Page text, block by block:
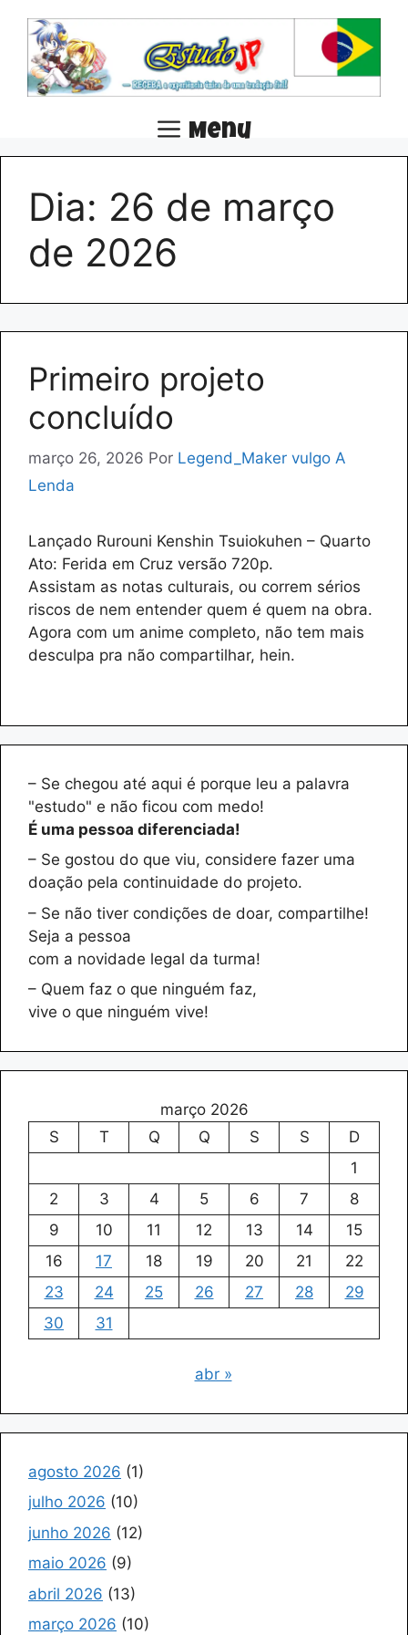
para
conteúdo
Menu
Dia: 26 de março
de 2026
Primeiro projeto
concluído
março 26, 2026 Por Legend_Maker vulgo A
Lenda
Lançado Rurouni Kenshin Tsuiokuhen – Quarto
Ato: Ferida em Cruz versão 720p.
Assistam as notas culturais, ou correm sérios
riscos de nem entender quem é quem na obra.
Agora com um anime completo, não tem mais
desculpa pra não compartilhar, hein.
– Se chegou até aqui é porque leu a palavra
"estudo" e não ficou com medo!
É uma pessoa diferenciada!
– Se gostou do que viu, considere fazer uma
doação pela continuidade do projeto.
– Se não tiver condições de doar, compartilhe!
Seja a pessoa
com a novidade legal da turma!
– Quem faz o que ninguém faz,
vive o que ninguém vive!
março 2026
S
T Q Q S S
D
1
2
3 4 5 6 7
8
9
10 11 12 13 14
15
16
17 18 19 20 21
22
23
24 25 26 27 28
29
30
31
abr »
agosto 2026 (1)
julho 2026 (10)
junho 2026 (12)
maio 2026 (9)
abril 2026 (13)
março 2026 (10)